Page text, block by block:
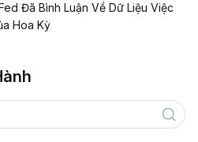
Đã Bình Luận Về Dữ Liệu Việc
Hoa Kỳ